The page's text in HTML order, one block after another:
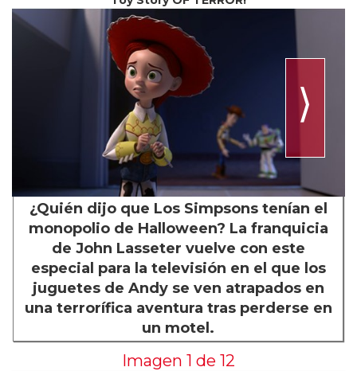
⟩
¿Quién dijo que Los Simpsons tenían el
monopolio de Halloween? La franquicia
de John Lasseter vuelve con este
especial para la televisión en el que los
juguetes de Andy se ven atrapados en
una terrorífica aventura tras perderse en
un motel.
Imagen 1 de 12